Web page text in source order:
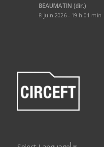
BEAUMATIN (dir.)
8 juin 2026 - 19 h 01 min